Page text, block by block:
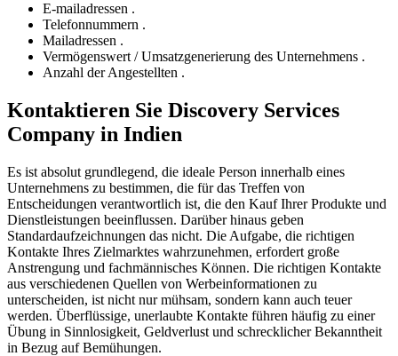
E-mailadressen .
Telefonnummern .
Mailadressen .
Vermögenswert / Umsatzgenerierung des Unternehmens .
Anzahl der Angestellten .
Kontaktieren Sie Discovery Services
Company in Indien
Es ist absolut grundlegend, die ideale Person innerhalb eines
Unternehmens zu bestimmen, die für das Treffen von
Entscheidungen verantwortlich ist, die den Kauf Ihrer Produkte und
Dienstleistungen beeinflussen. Darüber hinaus geben
Standardaufzeichnungen das nicht. Die Aufgabe, die richtigen
Kontakte Ihres Zielmarktes wahrzunehmen, erfordert große
Anstrengung und fachmännisches Können. Die richtigen Kontakte
aus verschiedenen Quellen von Werbeinformationen zu
unterscheiden, ist nicht nur mühsam, sondern kann auch teuer
werden. Überflüssige, unerlaubte Kontakte führen häufig zu einer
Übung in Sinnlosigkeit, Geldverlust und schrecklicher Bekanntheit
in Bezug auf Bemühungen.